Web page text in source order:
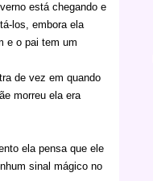
está chegando e
los, embora ela
e o pai tem um
de vez em quando
morreu ela era
ela pensa que ele
sinal mágico no